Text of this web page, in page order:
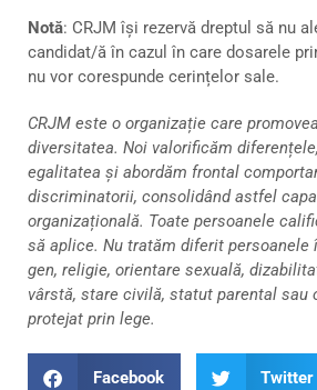
Notă: CRJM își rezervă dreptul să nu
candidat/ă în cazul în care dosarele
nu vor corespunde cerințelor sale.
CRJM este o organizație care
diversitatea. Noi valorificăm
egalitatea și abordăm frontal
discriminatorii, consolidând astfel
organizațională. Toate persoanele
să aplice. Nu tratăm diferit persoanele
gen, religie, orientare sexuală,
vârstă, stare civilă, statut parental sau
protejat prin lege.
Facebook Twitter